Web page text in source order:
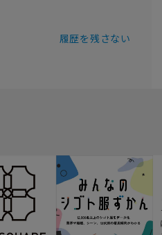
履歴を残さない